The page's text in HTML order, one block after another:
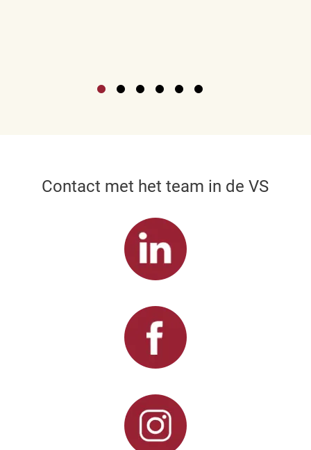
Contact met het team in de VS